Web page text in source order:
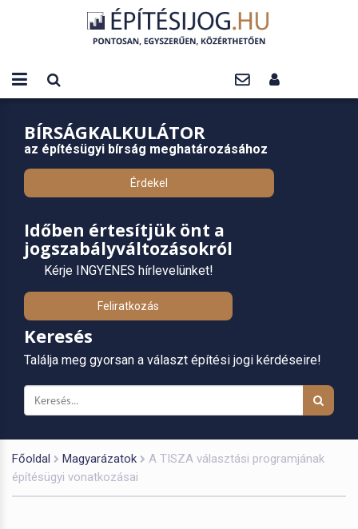
BÍRSÁGKALKULÁTOR
az építésügyi bírság meghatározásához
Érdekel
Időben értesítjük önt a
jogszabályváltozásokról
Kérje INGYENES hírlevelünket!
Feliratkozás
Keresés
Találja meg gyorsan a választ építési jogi kérdéseire!
Főoldal Magyarázatok
A TISZA választási programjának
építésügyi vonatkozásai